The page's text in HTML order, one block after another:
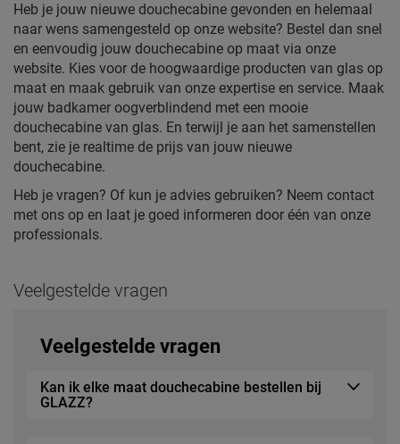
Heb je jouw nieuwe douchecabine gevonden en helemaal
naar wens samengesteld op onze website? Bestel dan snel
en eenvoudig jouw douchecabine op maat via onze
website. Kies voor de hoogwaardige producten van glas op
maat en maak gebruik van onze expertise en service. Maak
jouw badkamer oogverblindend met een mooie
douchecabine van glas. En terwijl je aan het samenstellen
bent, zie je realtime de prijs van jouw nieuwe
douchecabine.
Heb je vragen? Of kun je advies gebruiken? Neem contact
met ons op en laat je goed informeren door één van onze
professionals.
Veelgestelde vragen
Veelgestelde vragen
Kan ik elke maat douchecabine bestellen bij
GLAZZ?